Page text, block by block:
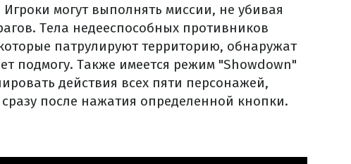
могут выполнять миссии, не убивая
Тела недееспособных противников
патрулируют территорию, обнаружат
подмогу. Также имеется режим "Showdown"
действия всех пяти персонажей,
после нажатия определенной кнопки.